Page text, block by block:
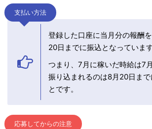
支払い方法
登録した口座に当月分の報酬
20日までに振込となっています
つまり、7月に稼いだ時給は7
振り込まれるのは8月20日まで
とです。
応募してからの注意